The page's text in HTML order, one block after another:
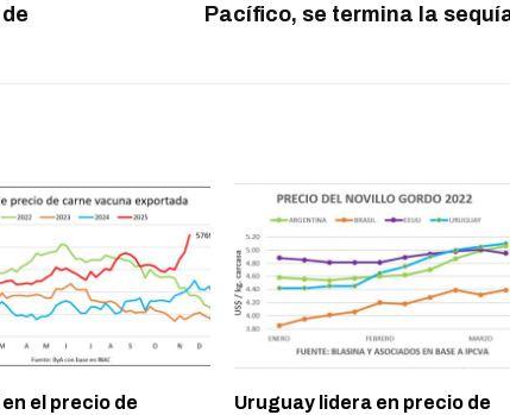
Pacífico, se termina la
el precio de
Uruguay lidera en precio de